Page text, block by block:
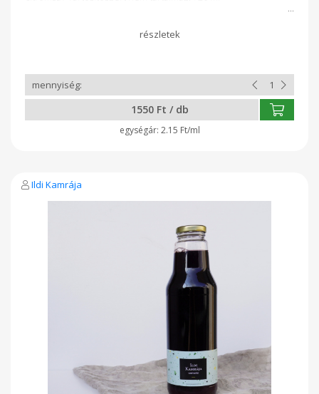
1550 Ft / db
2.15 Ft/ml
Ildi Kamrája